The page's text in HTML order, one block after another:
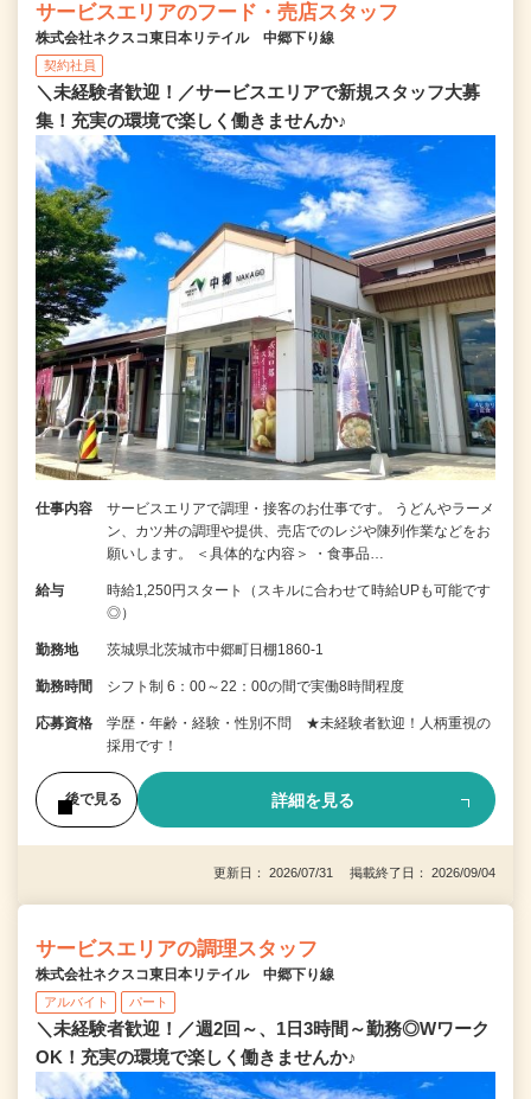
サービスエリアのフード・売店スタッフ
株式会社ネクスコ東日本リテイル 中郷下り線
契約社員
＼未経験者歓迎！／サービスエリアで新規スタッフ大募
集！充実の環境で楽しく働きませんか♪
仕事内容
サービスエリアで調理・接客のお仕事です。 うどんやラーメ
ン、カツ丼の調理や提供、売店でのレジや陳列作業などをお
願いします。 ＜具体的な内容＞ ・食事品…
給与
時給1,250円スタート（スキルに合わせて時給UPも可能です
◎）
勤務地 茨城県北茨城市中郷町日棚1860-1
勤務時間 シフト制 6：00～22：00の間で実働8時間程度
応募資格
学歴・年齢・経験・性別不問 ★未経験者歓迎！人柄重視の
採用です！
後で見る 詳細を見る
更新日： 2026/07/31 掲載終了日： 2026/09/04
サービスエリアの調理スタッフ
株式会社ネクスコ東日本リテイル 中郷下り線
アルバイト パート
＼未経験者歓迎！／週2回～、1日3時間～勤務◎Wワーク
OK！充実の環境で楽しく働きませんか♪